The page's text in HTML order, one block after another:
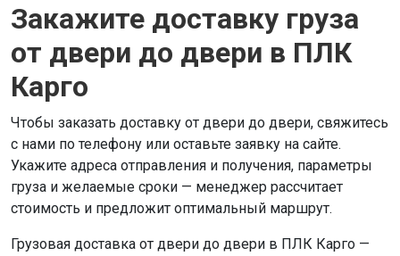
Закажите доставку груза
от двери до двери в ПЛК
Карго
Чтобы заказать доставку от двери до двери, свяжитесь
с нами по телефону или оставьте заявку на сайте.
Укажите адреса отправления и получения, параметры
груза и желаемые сроки — менеджер рассчитает
стоимость и предложит оптимальный маршрут.
Грузовая доставка от двери до двери в ПЛК Карго —